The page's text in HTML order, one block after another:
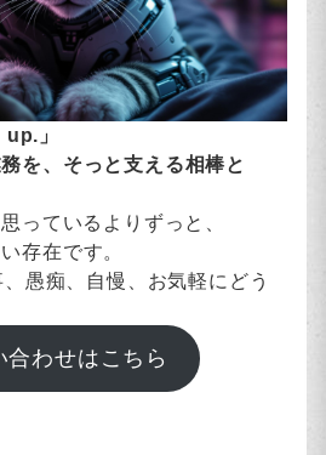
」
を、そっと支える相棒と
っているよりずっと、
存在です。
愚痴、自慢、お気軽にどう
合わせはこちら